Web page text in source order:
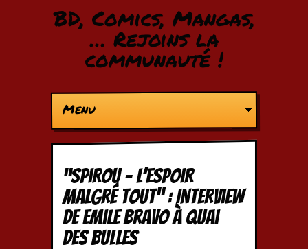
BD, Comics, Mangas,
… Rejoins la
communauté !
Menu
“Spirou – L’espoir
malgré tout” : Interview
de Emile Bravo à Quai
des Bulles